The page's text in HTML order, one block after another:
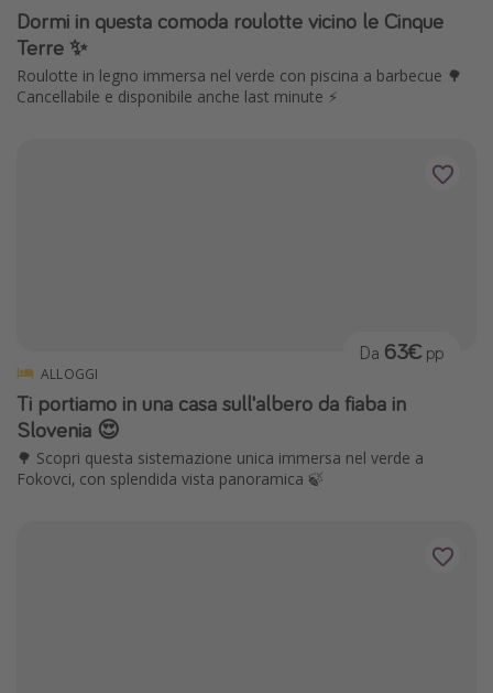
Dormi in questa comoda roulotte vicino le Cinque
Terre ✨
Roulotte in legno immersa nel verde con piscina a barbecue 🌳
Cancellabile e disponibile anche last minute ⚡️
ALLOGGI
Ti portiamo in una casa sull'albero da fiaba in
Slovenia 😍
🌳 Scopri questa sistemazione unica immersa nel verde a
Fokovci, con splendida vista panoramica 🍃
Da 63€ pp